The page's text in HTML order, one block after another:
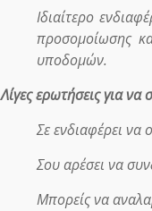
Ιδιαίτερο
προσομοίωσης
υποδομών.
Λίγες ερωτήσεις για να
Σε ενδιαφέρει να
Σου αρέσει να
Μπορείς να